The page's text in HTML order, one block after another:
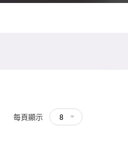
每頁顯示 8